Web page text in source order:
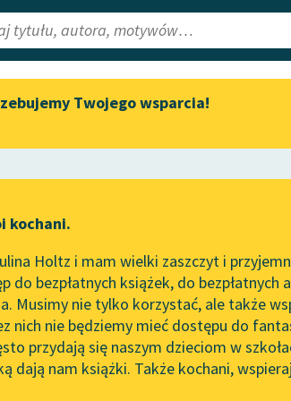
Lektury
redakcyjne
Aktualności
„Prokurator Alicja Horn” do
literatury skandynawskiej
Spotkanie z Katarzyną
w Oslo
102. lata temu zmarł Joseph
Conrad
Twojego wsparcia!
kochani.
Holtz i mam wielki zaszczyt i
do bezpłatnych książek, do
Musimy nie tylko korzystać, ale także
nich nie będziemy mieć dostępu do
przydają się naszym dzieciom w
dają nam książki. Także kochani,